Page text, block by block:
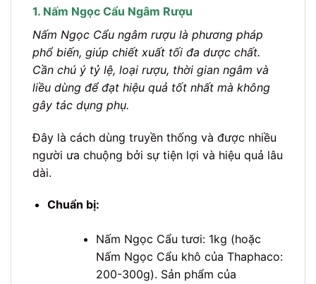
1. Nấm Ngọc Cẩu Ngâm Rượu
Nấm Ngọc Cẩu ngâm rượu là phương pháp
phổ biến, giúp chiết xuất tối đa dược chất.
Cần chú ý tỷ lệ, loại rượu, thời gian ngâm và
liều dùng để đạt hiệu quả tốt nhất mà không
gây tác dụng phụ.
Đây là cách dùng truyền thống và được nhiều
người ưa chuộng bởi sự tiện lợi và hiệu quả lâu
dài.
Chuẩn bị:
Nấm Ngọc Cẩu tươi: 1kg (hoặc
Nấm Ngọc Cẩu khô của Thaphaco:
200-300g). Sản phẩm của